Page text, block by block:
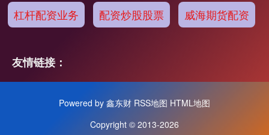
杠杆配资业务 配资炒股股票 威海期货配资
友情链接：
Powered by 鑫东财 RSS地图 HTML地图
Copyright © 2013-2026